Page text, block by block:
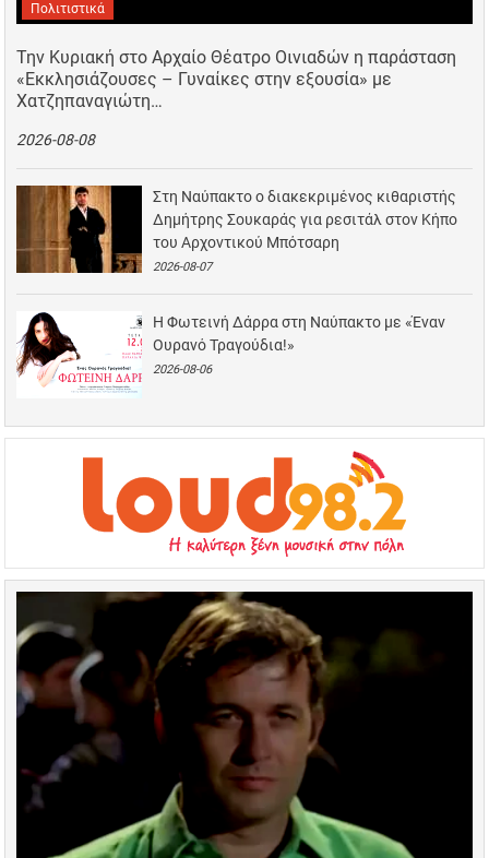
Πολιτιστικά
Την Κυριακή στο Αρχαίο Θέατρο Οινιαδών η παράσταση
«Εκκλησιάζουσες – Γυναίκες στην εξουσία» με
Χατζηπαναγιώτη…
2026-08-08
Στη Ναύπακτο ο διακεκριμένος κιθαριστής
Δημήτρης Σουκαράς για ρεσιτάλ στον Κήπο
του Αρχοντικού Μπότσαρη
2026-08-07
Η Φωτεινή Δάρρα στη Ναύπακτο με «Έναν
Ουρανό Τραγούδια!»
2026-08-06